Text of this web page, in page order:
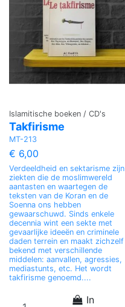
Islamitische boeken / CD's
Takfirisme
MT-213
€ 6,00
Verdeeldheid en sektarisme zijn
ziekten die de moslimwereld
aantasten en waartegen de
teksten van de Koran en de
Soenna ons hebben
gewaarschuwd. Sinds enkele
decennia wint een sekte met
gevaarlijke ideeën en criminele
daden terrein en maakt zichzelf
bekend met verschillende
middelen: aanvallen, agressies,
mediastunts, etc. Het wordt
takfirisme genoemd....
In